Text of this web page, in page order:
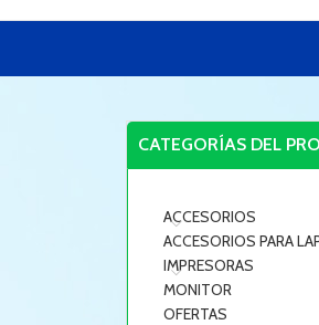
CATEGORÍAS DEL
ACCESORIOS
ACCESORIOS PARA
IMPRESORAS
MONITOR
OFERTAS